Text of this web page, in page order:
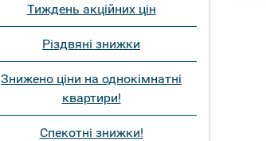
Тиждень акційних цін
Різдвяні знижки
Знижено ціни на однокімнатні
квартири!
Спекотні знижки!